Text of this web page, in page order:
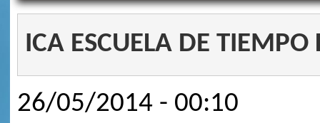
ICA ESCUELA DE TIEMPO
26/05/2014 - 00:10